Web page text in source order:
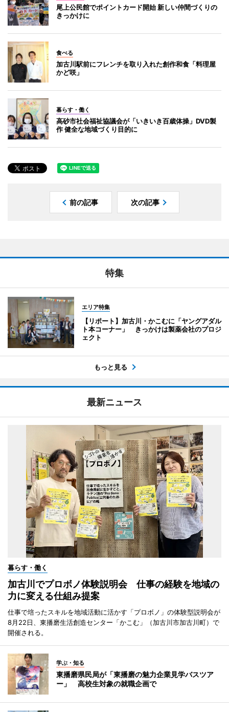
尾上公民館でポイントカード開始 新しい仲間づくりの
きっかけに
食べる
加古川駅前にフレンチを取り入れた創作和食「料理屋
かど咲」
暮らす・働く
高砂市社会福祉協議会が「いきいき百歳体操」DVD製
作 健全な地域づくり目的に
前の記事 次の記事
特集
エリア特集
【リポート】加古川・かこむに「ヤングアダル
ト本コーナー」 きっかけは製薬会社のプロジ
ェクト
もっと見る
最新ニュース
暮らす・働く
加古川でプロボノ体験説明会 仕事の経験を地域の
力に変える仕組み提案
仕事で培ったスキルを地域活動に活かす「プロボノ」の体験型説明会が
8月22日、東播磨生活創造センター「かこむ」（加古川市加古川町）で
開催される。
学ぶ・知る
東播磨県民局が「東播磨の魅力企業見学バスツア
ー」 高校生対象の就職企画で